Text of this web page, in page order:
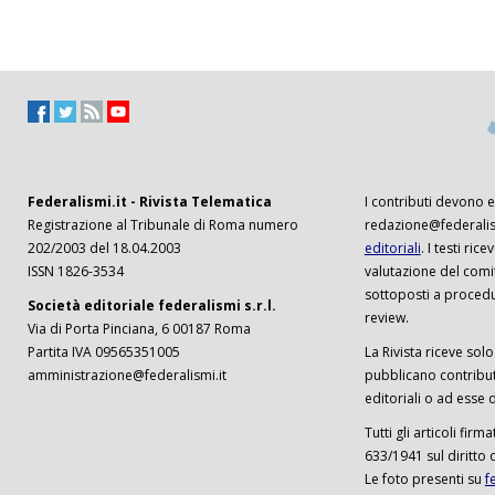
Federalismi.it - Rivista Telematica
Registrazione al Tribunale di Roma numero
202/2003 del 18.04.2003
ISSN 1826-3534
Società editoriale federalismi s.r.l.
Via di Porta Pinciana, 6 00187 Roma
Partita IVA 09565351005
amministrazione@federalismi.it
I contributi devono
editoriali. I testi
valutazione del
sottoposti a
review.
La Rivista riceve
pubblicano
editoriali o ad esse
Tutti gli articoli
633/1941 sul diritto
Le foto presenti su